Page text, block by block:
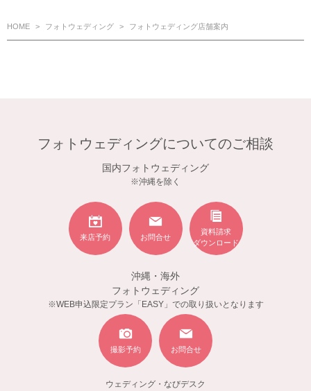
HOME フォトウェディング フォトウェディング店舗案内
フォトウェディングについてのご相談
国内フォトウェディング
※沖縄を除く
来店予約 お問合せ
資料請求
ダウンロード
沖縄・海外
フォトウェディング
※WEB申込限定プラン「EASY」での取り扱いとなります
撮影予約 お問合せ
ウェディング・なびデスク